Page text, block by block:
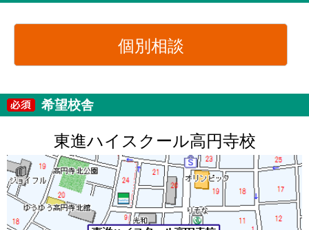
個別相談
希望校舎
東進ハイスクール高円寺校